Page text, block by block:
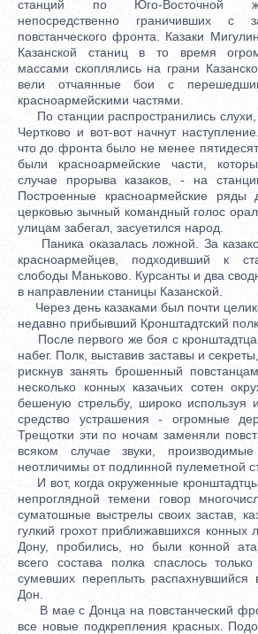
станций по Юго-Восточной
непосредственно граничивших с
повстанческого фронта. Казаки
Казанской станиц в то время
массами скоплялись на грани
вели отчаянные бои с
красноармейскими частями.
По станции распространились слухи,
Чертково и вот-вот начнут
что до фронта было не менее
были красноармейские части,
случае прорыва казаков, - на
Построенные красноармейские ряды
церковью зычный командный голос
улицам забегал, засуетился народ.
Паника оказалась ложной. За
красноармейцев, подходивший к
слободы Маньково. Курсанты и два
в направлении станицы Казанской.
Через день казаками был почти
недавно прибывший Кронштадтский полк.
После первого же боя с
набег. Полк, выставив заставы и
рискнув занять брошенный
несколько конных казачьих сотен
бешеную стрельбу, широко используя
средство устрашения - огромные
Трещотки эти по ночам заменяли
всяком случае звуки,
неотличимы от подлинной пулеметной
И вот, когда окруженные
непроглядной темени говор
суматошные выстрелы своих застав,
гулкий грохот приближавшихся конных
Дону, пробились, но были конной
всего состава полка спаслось только
сумевших переплыть распахнувшийся
Дон.
В мае с Донца на повстанческий
все новые подкрепления красных.